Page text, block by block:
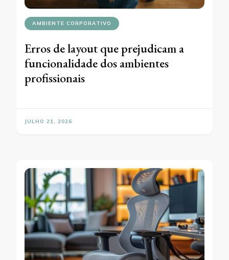
AMBIENTE CORPORATIVO
Erros de layout que prejudicam a
funcionalidade dos ambientes
profissionais
JULHO 21, 2026